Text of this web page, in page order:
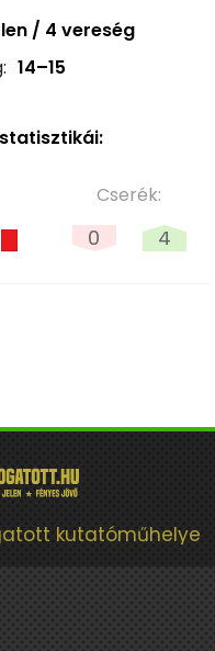
/ 4 vereség
14–15
Cserék:
0 4
kutatóműhelye